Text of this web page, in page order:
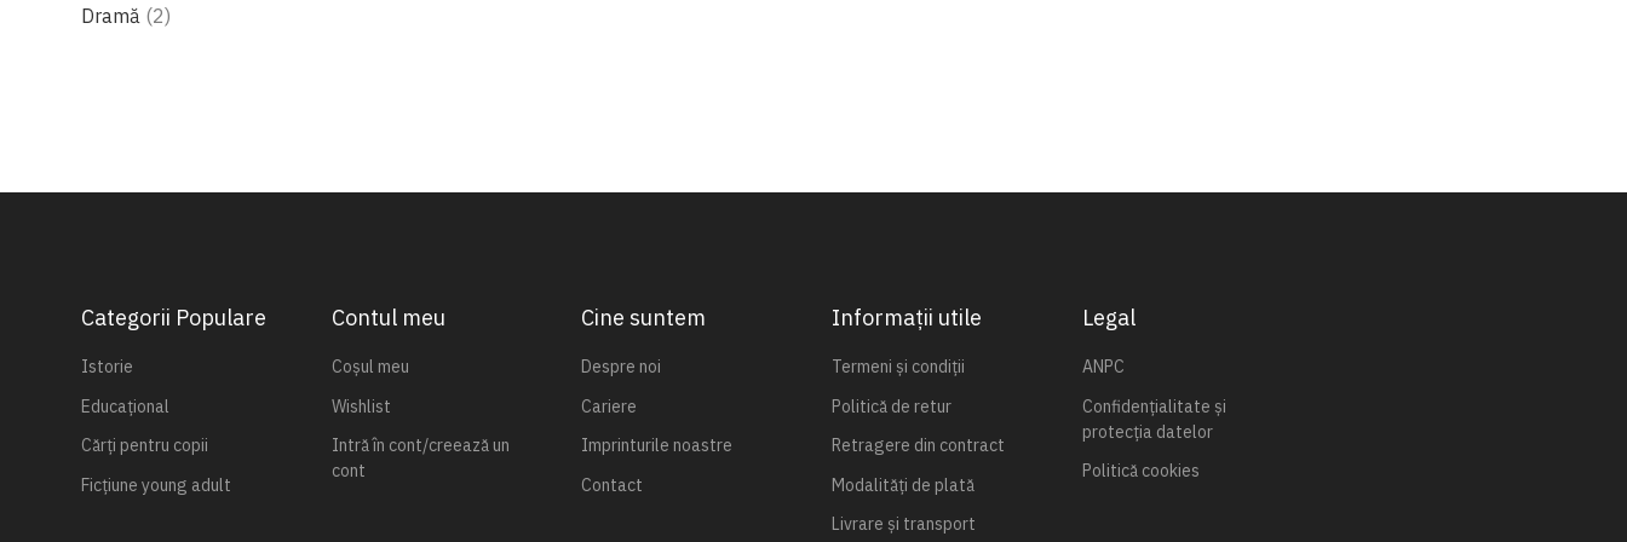
Dramă
2produse
Categorii Populare
Istorie
Educațional
Cărți pentru copii
Ficțiune young adult
Contul meu
Coșul meu
Wishlist
Intră în cont/creează un
cont
Cine suntem
Despre noi
Cariere
Imprinturile noastre
Contact
Informații utile
Termeni și condiții
Politică de retur
Retragere din contract
Modalități de plată
Livrare și transport
Legal
ANPC
Confidențialitate și
protecția datelor
Politică cookies